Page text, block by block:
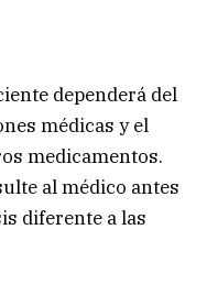
dependerá del
médicas y el
medicamentos.
al médico antes
diferente a las